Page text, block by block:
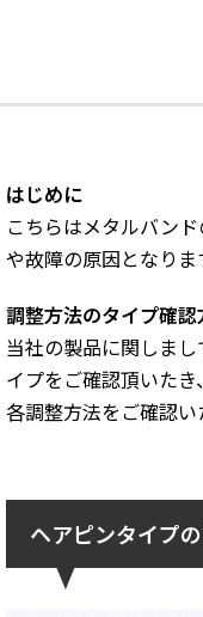
はじめに
こちらはメタルバン
や故障の原因となりま
調整方法のタイプ確認
当社の製品に関しま
イプをご確認頂いた
各調整方法をご確認い
ヘアピンタイプ